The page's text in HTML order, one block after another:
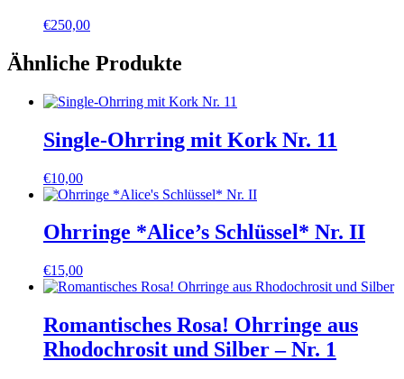
€250,00
Ähnliche Produkte
Single-Ohrring mit Kork Nr. 11
€10,00
Ohrringe *Alice’s Schlüssel* Nr. II
€15,00
Romantisches Rosa! Ohrringe aus
Rhodochrosit und Silber – Nr. 1